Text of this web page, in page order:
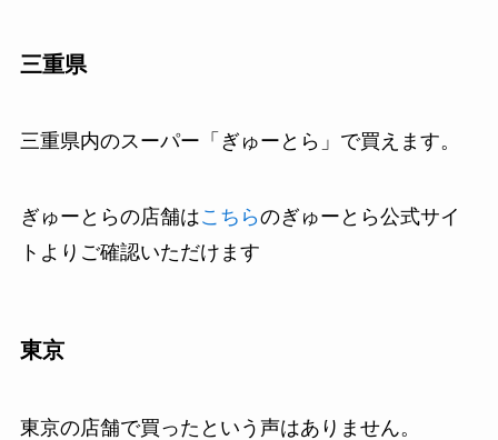
三重県
三重県内のスーパー「ぎゅーとら」で買えます。
ぎゅーとらの店舗はこちらのぎゅーとら公式サイ
トよりご確認いただけます
東京
東京の店舗で買ったという声はありません。